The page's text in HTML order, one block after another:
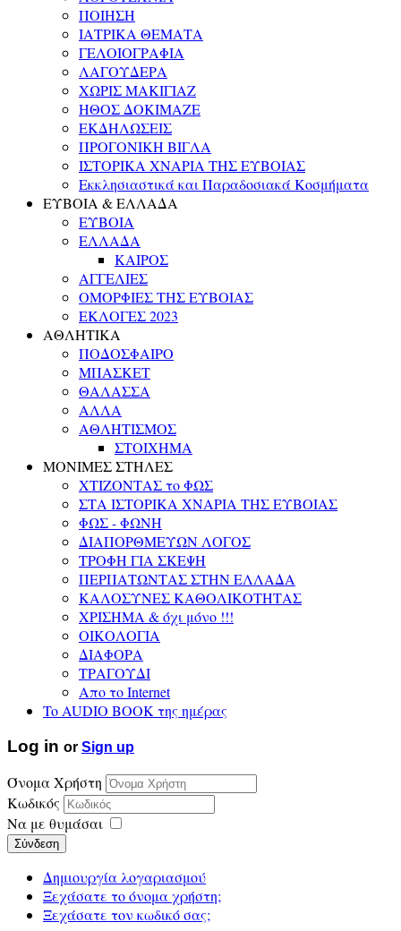
ΠΟΙΗΣΗ
ΙΑΤΡΙΚΑ ΘΕΜΑΤΑ
ΓΕΛΟΙΟΓΡΑΦΙΑ
ΛΑΓΟΥΔΕΡΑ
ΧΩΡΙΣ ΜΑΚΙΓΙΑΖ
ΗΘΟΣ ΔΟΚΙΜΑΖΕ
ΕΚΔΗΛΩΣΕΙΣ
ΠΡΟΓΟΝΙΚΗ ΒΙΓΛΑ
ΙΣΤΟΡΙΚΑ ΧΝΑΡΙΑ ΤΗΣ ΕΥΒΟΙΑΣ
Εκκλησιαστικά και Παραδοσιακά Κοσμήματα
ΕΥΒΟΙΑ & ΕΛΛΑΔΑ
ΕΥΒΟΙΑ
ΕΛΛΑΔΑ
ΚΑΙΡΟΣ
ΑΓΓΕΛΙΕΣ
ΟΜΟΡΦΙΕΣ ΤΗΣ ΕΥΒΟΙΑΣ
ΕΚΛΟΓΕΣ 2023
ΑΘΛΗΤΙΚΑ
ΠΟΔΟΣΦΑΙΡΟ
ΜΠΑΣΚΕΤ
ΘΑΛΑΣΣΑ
ΑΛΛΑ
ΑΘΛΗΤΙΣΜΟΣ
ΣΤΟΙΧΗΜΑ
ΜΟΝΙΜΕΣ ΣΤΗΛΕΣ
ΧΤΙΖΟΝΤΑΣ το ΦΩΣ
ΣΤΑ ΙΣΤΟΡΙΚΑ ΧΝΑΡΙΑ ΤΗΣ ΕΥΒΟΙΑΣ
ΦΩΣ - ΦΩΝΗ
ΔΙΑΠΟΡΘΜΕΥΩΝ ΛΟΓΟΣ
ΤΡΟΦΗ ΓΙΑ ΣΚΕΨΗ
ΠΕΡΠΑΤΩΝΤΑΣ ΣΤΗΝ ΕΛΛΑΔΑ
ΚΑΛΟΣΥΝΕΣ ΚΑΘΟΛΙΚΟΤΗΤΑΣ
ΧΡΙΣΗΜΑ & όχι μόνο !!!
ΟΙΚΟΛΟΓΙΑ
ΔΙΑΦΟΡΑ
ΤΡΑΓΟΥΔΙ
Απο το Internet
To AUDIO BOOK της ημέρας
Log in or Sign up
Όνομα Χρήστη
Κωδικός
Να με θυμάσαι
Σύνδεση
Δημιουργία λογαριασμού
Ξεχάσατε το όνομα χρήστη;
Ξεχάσατε τον κωδικό σας;